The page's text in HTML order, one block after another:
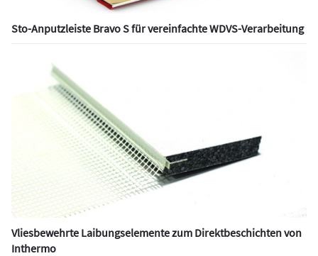
Sto-Anputzleiste Bravo S für vereinfachte WDVS-Verarbeitung
Vliesbewehrte Laibungselemente zum Direktbeschichten von
Inthermo